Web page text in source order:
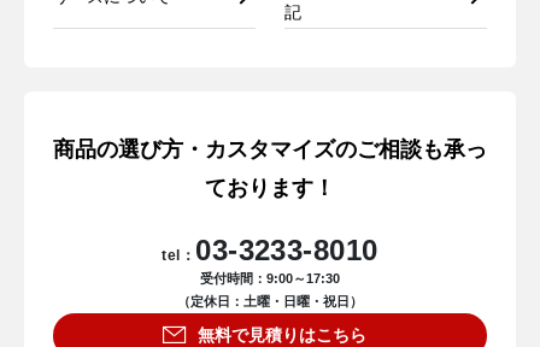
記
商品の選び方・カスタマイズのご相談も承っ
ております！
tel： 03-3233-8010
受付時間：9:00～17:30
（定休日：土曜・日曜・祝日）
無料で見積りはこちら